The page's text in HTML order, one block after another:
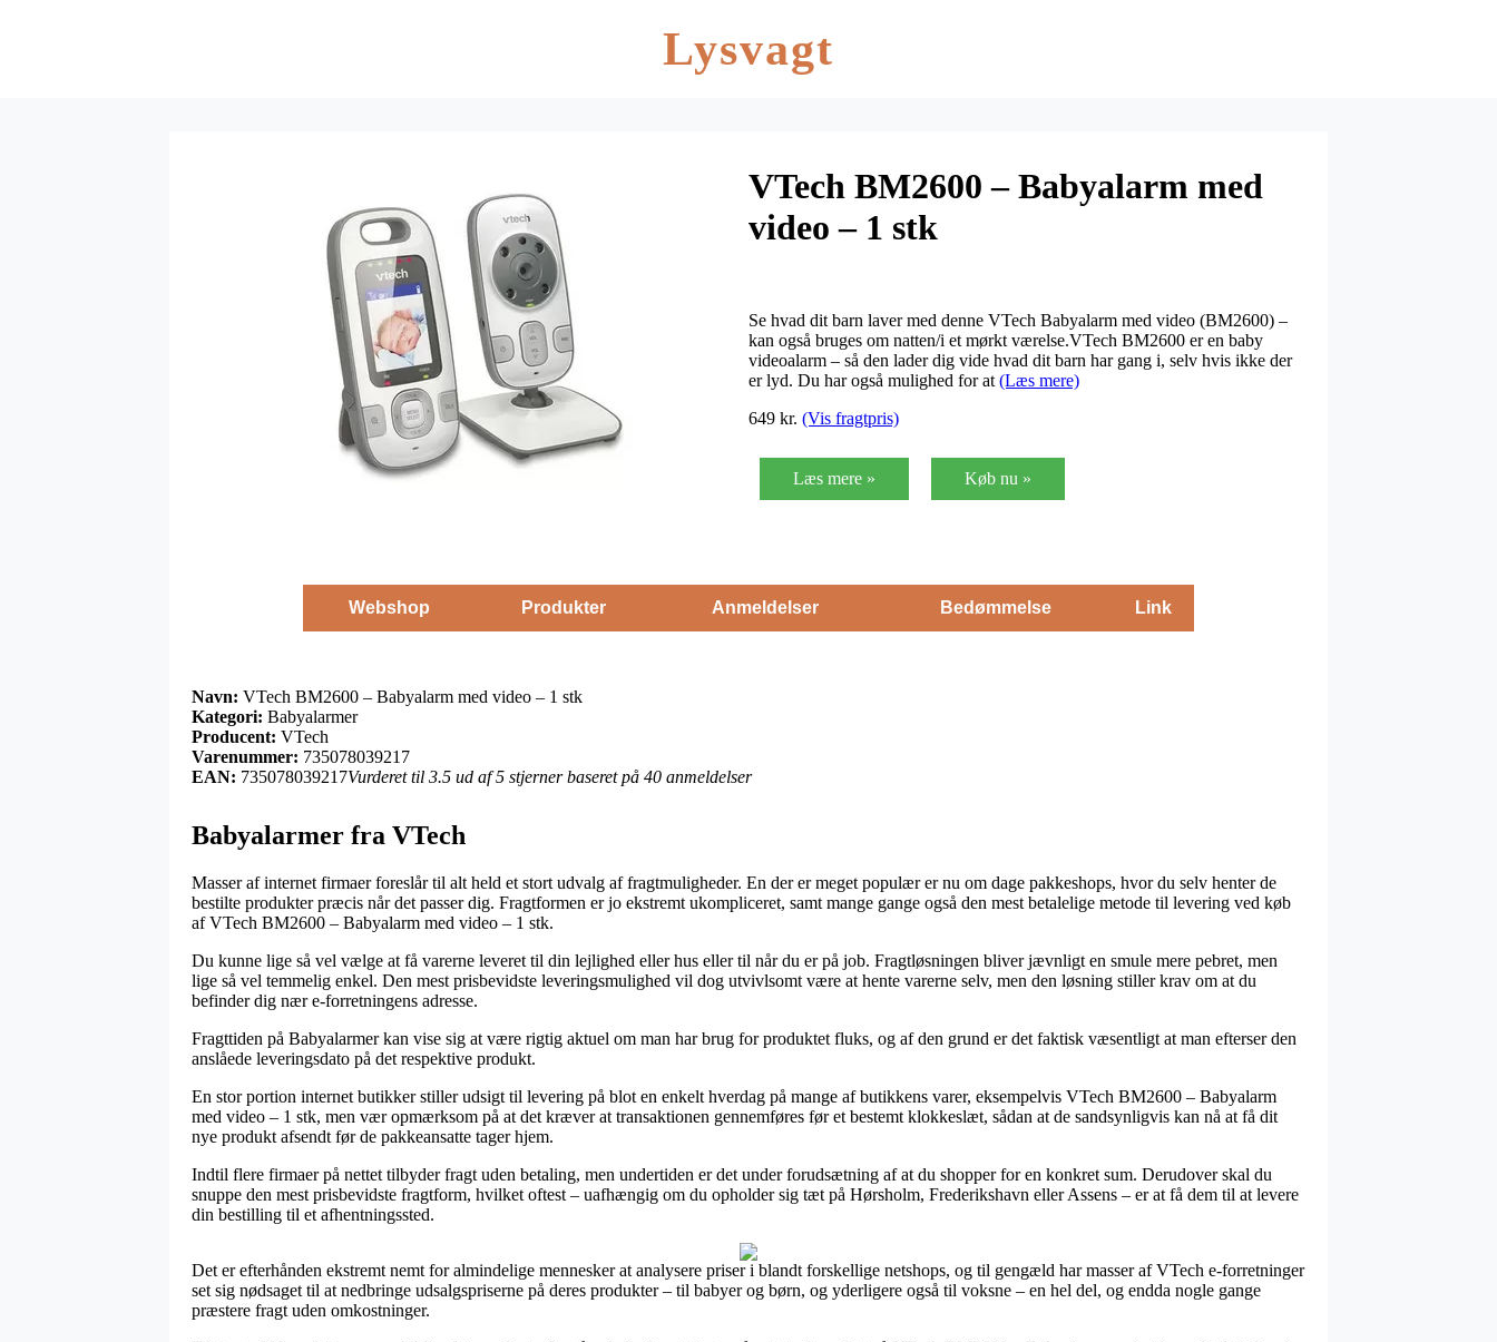
Lysvagt
VTech BM2600 – Babyalarm med
video – 1 stk
Se hvad dit barn laver med denne VTech Babyalarm med video (BM2600) –
kan også bruges om natten/i et mørkt værelse.VTech BM2600 er en baby
videoalarm – så den lader dig vide hvad dit barn har gang i, selv hvis ikke der
er lyd. Du har også mulighed for at (Læs mere)
649 kr. (Vis fragtpris)
Læs mere » Køb nu »
Webshop Produkter Anmeldelser Bedømmelse Link
Navn: VTech BM2600 – Babyalarm med video – 1 stk
Kategori: Babyalarmer
Producent: VTech
Varenummer: 735078039217
EAN: 735078039217Vurderet til 3.5 ud af 5 stjerner baseret på 40 anmeldelser
Babyalarmer fra VTech
Masser af internet firmaer foreslår til alt held et stort udvalg af fragtmuligheder. En der er meget populær er nu om dage pakkeshops, hvor du selv henter de
bestilte produkter præcis når det passer dig. Fragtformen er jo ekstremt ukompliceret, samt mange gange også den mest betalelige metode til levering ved køb
af VTech BM2600 – Babyalarm med video – 1 stk.
Du kunne lige så vel vælge at få varerne leveret til din lejlighed eller hus eller til når du er på job. Fragtløsningen bliver jævnligt en smule mere pebret, men
lige så vel temmelig enkel. Den mest prisbevidste leveringsmulighed vil dog utvivlsomt være at hente varerne selv, men den løsning stiller krav om at du
befinder dig nær e-forretningens adresse.
Fragttiden på Babyalarmer kan vise sig at være rigtig aktuel om man har brug for produktet fluks, og af den grund er det faktisk væsentligt at man efterser den
anslåede leveringsdato på det respektive produkt.
En stor portion internet butikker stiller udsigt til levering på blot en enkelt hverdag på mange af butikkens varer, eksempelvis VTech BM2600 – Babyalarm
med video – 1 stk, men vær opmærksom på at det kræver at transaktionen gennemføres før et bestemt klokkeslæt, sådan at de sandsynligvis kan nå at få dit
nye produkt afsendt før de pakkeansatte tager hjem.
Indtil flere firmaer på nettet tilbyder fragt uden betaling, men undertiden er det under forudsætning af at du shopper for en konkret sum. Derudover skal du
snuppe den mest prisbevidste fragtform, hvilket oftest – uafhængig om du opholder sig tæt på Hørsholm, Frederikshavn eller Assens – er at få dem til at levere
din bestilling til et afhentningssted.
Det er efterhånden ekstremt nemt for almindelige mennesker at analysere priser i blandt forskellige netshops, og til gengæld har masser af VTech e-forretninger
set sig nødsaget til at nedbringe udsalgspriserne på deres produkter – til babyer og børn, og yderligere også til voksne – en hel del, og endda nogle gange
præstere fragt uden omkostninger.